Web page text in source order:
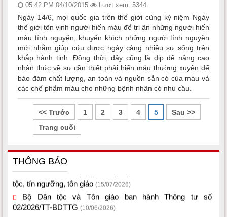
05:42 PM 04/10/2015 Lượt xem: 5344
Ngày 14/6, mọi quốc gia trên thế giới cùng kỷ niệm Ngày
thế giới tôn vinh người hiến máu để tri ân những người hiến
máu tình nguyện, khuyến khích những người tình nguyện
mới nhằm giúp cứu được ngày càng nhiều sự sống trên
khắp hành tinh. Đồng thời, đây cũng là dịp để nâng cao
nhận thức về sự cần thiết phải hiến máu thường xuyên để
bảo đảm chất lượng, an toàn và nguồn sẵn có của máu và
các chế phẩm máu cho những bệnh nhân có nhu cầu.
<< Trước 1 2 3 4 5
Sau >>
Trang cuối
THÔNG BÁO
Một số văn bản quy phạm pháp luật thuộc lĩnh vực dân
tộc, tín ngưỡng, tôn giáo
Bộ Dân tộc và Tôn giáo ban hành Thông tư số
02/2026/TT-BDTTG